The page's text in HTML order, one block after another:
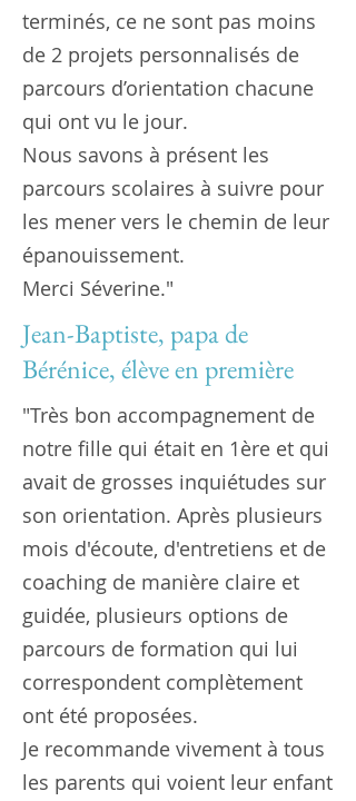
terminés, ce ne sont pas moins
de 2 projets personnalisés de
parcours d’orientation chacune
qui ont vu le jour.
Nous savons à présent les
parcours scolaires à suivre pour
les mener vers le chemin de leur
épanouissement.
Merci Séverine."
Jean-Baptiste, papa de
Bérénice, élève en première
"Très bon accompagnement de
notre fille qui était en 1ère et qui
avait de grosses inquiétudes sur
son orientation. Après plusieurs
mois d'écoute, d'entretiens et de
coaching de manière claire et
guidée, plusieurs options de
parcours de formation qui lui
correspondent complètement
ont été proposées.
Je recommande vivement à tous
les parents qui voient leur enfant